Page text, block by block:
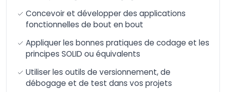
Formation n8n –
intégration avancée
de workflows
Manager
AI-Augmented Sales
Concevoir et développer des applications
fonctionnelles de bout en bout
Appliquer les bonnes pratiques de codage et les
principes SOLID ou équivalents
Utiliser les outils de versionnement, de
débogage et de test dans vos projets